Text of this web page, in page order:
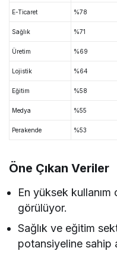
E-Ticaret %78
Sağlık %71
Üretim %69
Lojistik %64
Eğitim %58
Medya %55
Perakende %53
Öne Çıkan Veriler
En yüksek
görülüyor.
Sağlık ve eğitim
potansiyeline sahip